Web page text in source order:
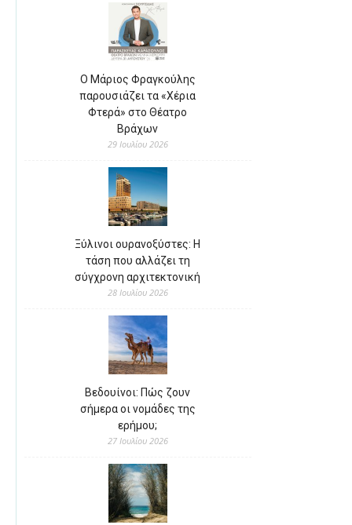
Ο Μάριος Φραγκούλης
παρουσιάζει τα «Χέρια
Φτερά» στο Θέατρο
Βράχων
29 Ιουλίου 2026
Ξύλινοι ουρανοξύστες: Η
τάση που αλλάζει τη
σύγχρονη αρχιτεκτονική
28 Ιουλίου 2026
Βεδουίνοι: Πώς ζουν
σήμερα οι νομάδες της
ερήμου;
27 Ιουλίου 2026